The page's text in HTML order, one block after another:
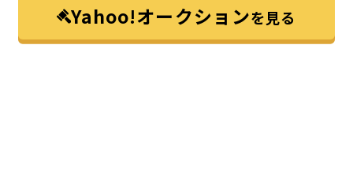
Yahoo!オークションを見る